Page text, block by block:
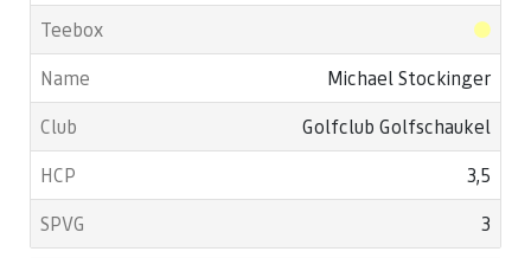
Michael Stockinger
Golfclub Golfschaukel
3,5
3